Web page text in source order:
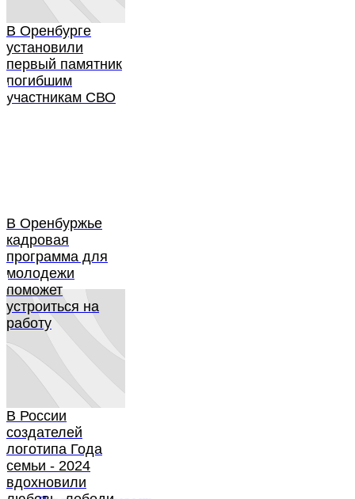
В Оренбурге
установили
первый памятник
погибшим
участникам СВО
В Оренбуржье
кадровая
программа для
молодежи
поможет
устроиться на
работу
В России
создателей
логотипа Года
семьи - 2024
вдохновили